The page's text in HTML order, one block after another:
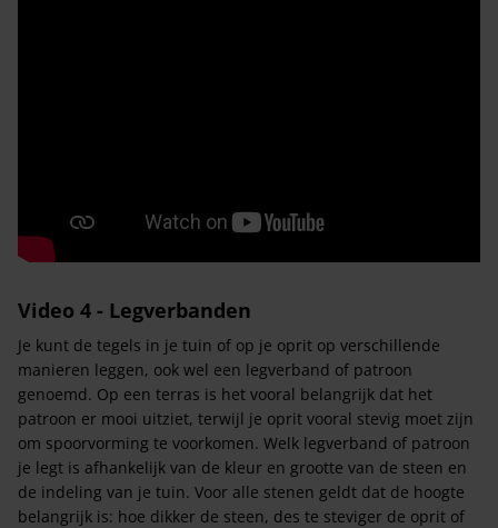
Video 4 - Legverbanden
Je kunt de tegels in je tuin of op je oprit op verschillende
manieren leggen, ook wel een legverband of patroon
genoemd. Op een terras is het vooral belangrijk dat het
patroon er mooi uitziet, terwijl je oprit vooral stevig moet zijn
om spoorvorming te voorkomen. Welk legverband of patroon
je legt is afhankelijk van de kleur en grootte van de steen en
de indeling van je tuin. Voor alle stenen geldt dat de hoogte
belangrijk is: hoe dikker de steen, des te steviger de oprit of